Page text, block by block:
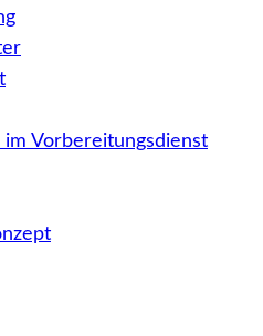
im Vorbereitungsdienst